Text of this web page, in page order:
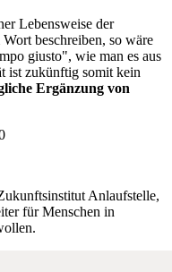
Lebensweise der
beschreiben, so wäre
giusto", wie man es aus
ist zukünftig somit kein
Ergänzung von
Anlaufstelle,
für Menschen in